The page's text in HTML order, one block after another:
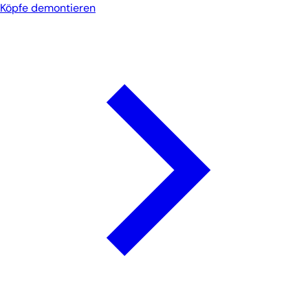
Köpfe demontieren